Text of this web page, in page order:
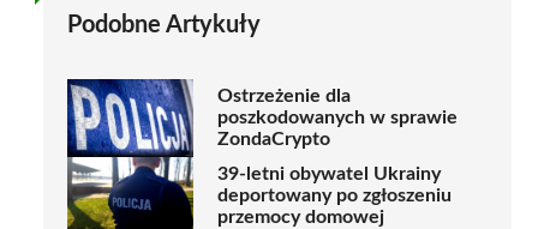
Podobne Artykuły
Ostrzeżenie dla
poszkodowanych w sprawie
ZondaCrypto
39-letni obywatel Ukrainy
deportowany po zgłoszeniu
przemocy domowej